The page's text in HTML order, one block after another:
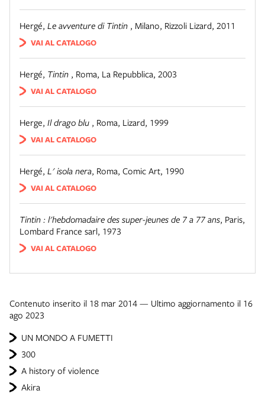
UN MONDO A FUMETTI
300
A history of violence
Akira
Hergé, Le avventure di Tintin , Milano, Rizzoli Lizard, 2011
VAI AL CATALOGO
Hergé, Tintin , Roma, La Repubblica, 2003
VAI AL CATALOGO
Herge, Il drago blu , Roma, Lizard, 1999
VAI AL CATALOGO
Hergé, L' isola nera, Roma, Comic Art, 1990
VAI AL CATALOGO
Tintin : l'hebdomadaire des super-jeunes de 7 a 77 ans, Paris,
Lombard France sarl, 1973
VAI AL CATALOGO
Contenuto inserito il 18 mar 2014 — Ultimo aggiornamento il 16
ago 2023